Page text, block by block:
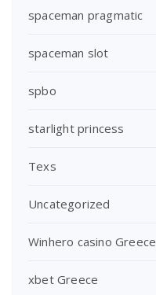
spaceman pragmatic
spaceman slot
spbo
starlight princess
Texs
Uncategorized
Winhero casino Greece
xbet Greece